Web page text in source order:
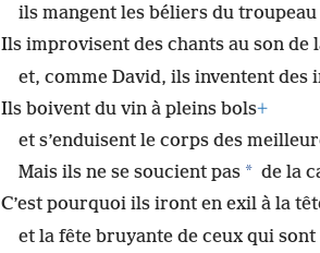
ils mangent les béliers du troupeau
Ils improvisent des chants au son de
et, comme David, ils inventent des
Ils boivent du vin à pleins bols+
et s’enduisent le corps des
Mais ils ne se soucient pas * de la
C’est pourquoi ils iront en exil à la
et la fête bruyante de ceux qui